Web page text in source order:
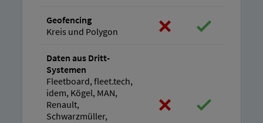
Geofencing
Kreis und Polygon
Daten aus Dritt-
Systemen
Fleetboard, fleet.tech,
idem, Kögel, MAN,
Renault,
Schwarzmüller,